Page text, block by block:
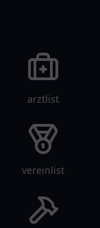
arztlist
vereinlist